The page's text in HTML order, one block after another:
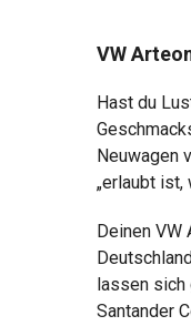
VW
Hast du
Neuwagen
„erlaubt ist,
Deinen VW
lassen sich
Santander